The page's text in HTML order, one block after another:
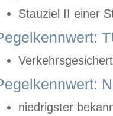
Stauziel II einer
niedrigster